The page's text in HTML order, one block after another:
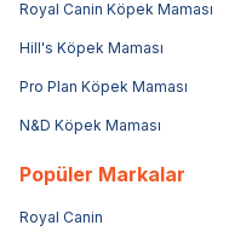
Royal Canin Köpek Maması
Hill's Köpek Maması
Pro Plan Köpek Maması
N&D Köpek Maması
Popüler Markalar
Royal Canin